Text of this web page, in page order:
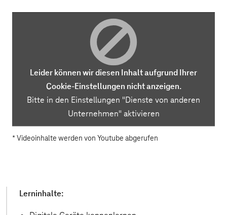
Leider können wir diesen Inhalt aufgrund Ihrer
Cookie-Einstellungen nicht anzeigen.
Bitte in den Einstellungen "Dienste von anderen
Unternehmen" aktivieren
* Videoinhalte werden von Youtube abgerufen
Lerninhalte: